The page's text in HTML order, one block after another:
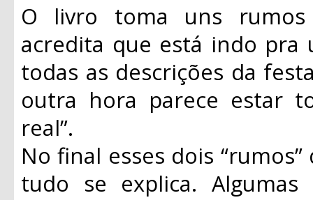
O livro toma uns
acredita que está indo pra
todas as descrições da
outra hora parece estar
real”.
No final esses dois
tudo se explica. Algumas